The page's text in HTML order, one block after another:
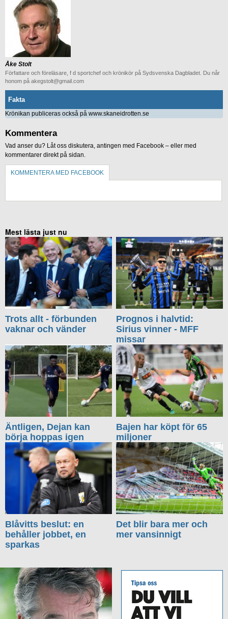
Åke Stolt
Författare och föreläsare, f d sportchef och krönikör på Sydsvenska Dagbladet. Du når
honom på akegstolt@gmail.com
Fakta
Krönikan publiceras också på www.skaneidrotten.se
Kommentera
Vad anser du? Låt oss diskutera, antingen med Facebook – eller med
kommentarer direkt på sidan.
KOMMENTERA MED FACEBOOK
Mest lästa just nu
Trots allt - förbunden
vaknar och vänder
Prognos i halvtid:
Sirius vinner - MFF
missar
Äntligen, Dejan kan
börja hoppas igen
Bajen har köpt för 65
miljoner
Blåvitts beslut: en
behåller jobbet, en
sparkas
Det blir bara mer och
mer vansinnigt